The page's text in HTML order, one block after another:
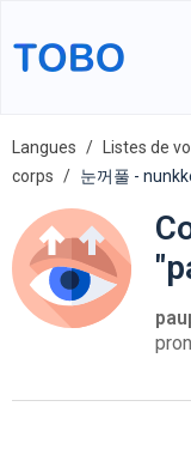
Langues Listes de
corps
눈꺼풀 -